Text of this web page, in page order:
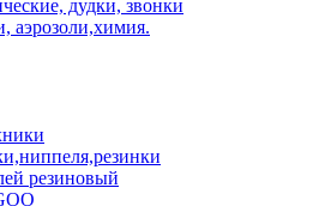
дудки, звонки
аэрозоли,химия.
резиновый